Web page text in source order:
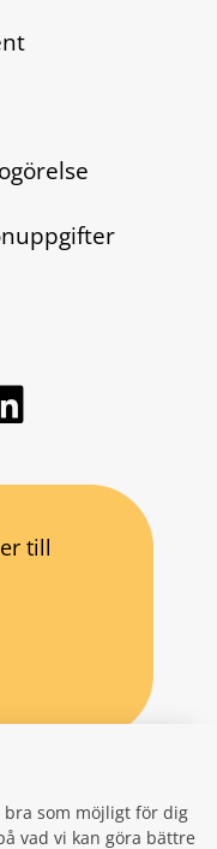
som möjligt för dig
vad vi kan göra bättre
till